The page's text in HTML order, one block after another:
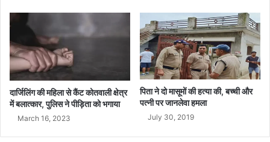
त
या
से
मि
र
दार्जिलिंग की महिला से कैंट कोतवाली क्षेत्र
में बलात्कार, पुलिस ने पीड़िता को भगाया
March 16, 2023
पिता ने दो मासूमों की हत्‍या की, बच्‍ची और
पत्‍नी पर जानलेवा हमला
July 30, 2019